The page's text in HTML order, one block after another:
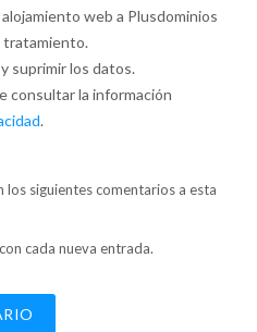
web a Plusdominios
tratamiento.
suprimir los datos.
consultar la información
.
siguientes comentarios a esta
cada nueva entrada.